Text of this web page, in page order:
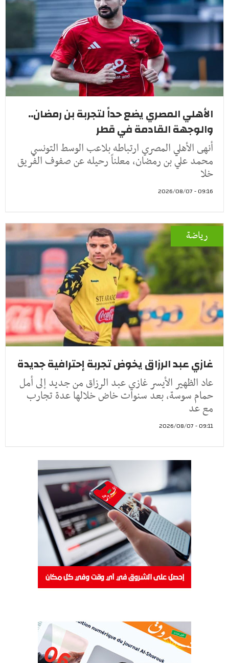
الأهلي المصري يضع حداً لتجربة بن رمضان..
والوجهة القادمة في قطر
أنهى الأهلي المصري ارتباطه بلاعب الوسط التونسي
محمد علي بن رمضان، معلناً رحيله عن صفوف الفريق
خلا
09:16 - 2026/08/07
رياضة
غازي عبد الرزاق يخوض تجربة إحترافية جديدة
عاد الظهير الأيسر غازي عبد الرزاق من جديد إلى أمل
حمام سوسة، بعد سنوات خاض خلالها عدة تجارب
مع عد
09:11 - 2026/08/07